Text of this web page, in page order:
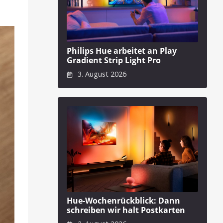
Philips Hue arbeitet an Play
Gradient Strip Light Pro
3. August 2026
Hue-Wochenrückblick: Dann
schreiben wir halt Postkarten